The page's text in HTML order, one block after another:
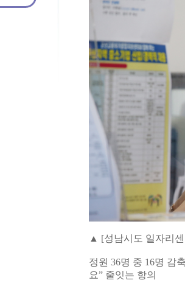
▲ [성남시도 일자리
정원 36명 중 16명 감
요” 줄잇는 항의